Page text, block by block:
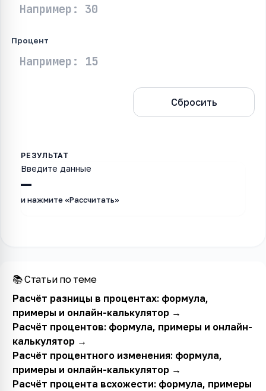
Процент
Сбросить
—
Введите данные
и нажмите «Рассчитать»
📚 Статьи по теме
Расчёт разницы в процентах: формула,
примеры и онлайн-калькулятор→
Расчёт процентов: формула, примеры и онлайн-
калькулятор→
Расчёт процентного изменения: формула,
примеры и онлайн-калькулятор→
Расчёт процента всхожести: формула, примеры